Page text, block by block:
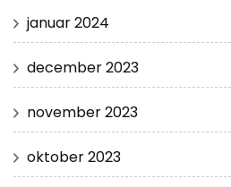
januar 2024
december 2023
november 2023
oktober 2023